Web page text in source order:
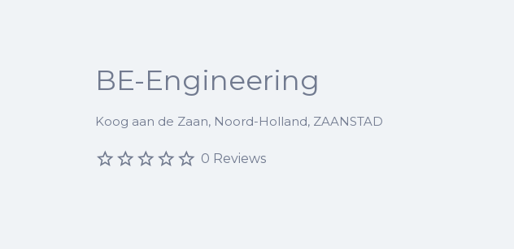
BE-Engineering
Koog aan de Zaan, Noord-Holland, ZAANSTAD
0 Reviews